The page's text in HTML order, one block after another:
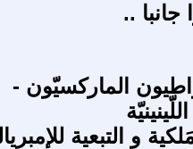
جانبا ..
الماركسيّون -
و التبعية